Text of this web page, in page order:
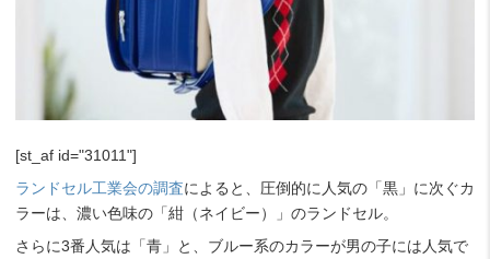
[st_af id="31011"]
ランドセル工業会の調査によると、圧倒的に人気の「黒」に次ぐカ
ラーは、濃い色味の「紺（ネイビー）」のランドセル。
さらに3番人気は「青」と、ブルー系のカラーが男の子には人気で